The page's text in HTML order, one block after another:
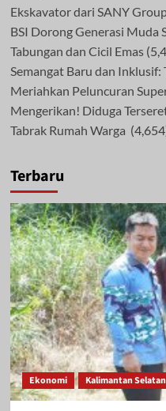
Ekskavator dari SANY
BSI Dorong Generasi Muda
Tabungan dan Cicil Emas
Semangat Baru dan Inklusif:
Meriahkan Peluncuran
Mengerikan! Diduga
Tabrak Rumah Warga
Terbaru
Ekonomi Kalimantan Selatan